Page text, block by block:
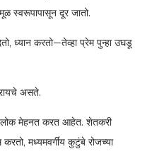
स्वरूपापासून दूर जातो.
ध्यान करतो—तेव्हा प्रेम पुन्हा उघडू
असते.
लोक मेहनत करत आहेत. शेतकरी
मध्यमवर्गीय कुटुंबे रोजच्या